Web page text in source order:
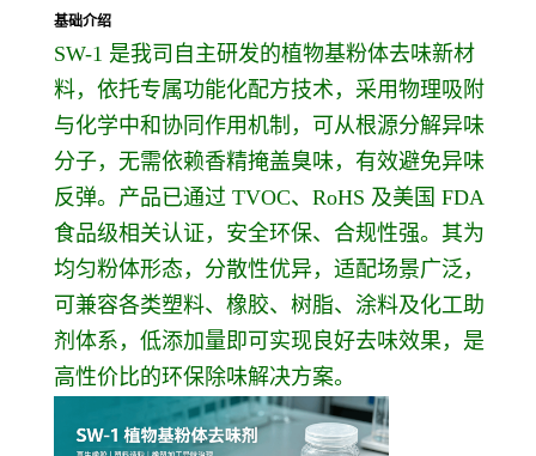
基础介绍
SW-1 是我司自主研发的植物基粉体去味新材
料，依托专属功能化配方技术，采用物理吸附
与化学中和协同作用机制，可从根源分解异味
分子，无需依赖香精掩盖臭味，有效避免异味
反弹。产品已通过 TVOC、RoHS 及美国 FDA
食品级相关认证，安全环保、合规性强。其为
均匀粉体形态，分散性优异，适配场景广泛，
可兼容各类塑料、橡胶、树脂、涂料及化工助
剂体系，低添加量即可实现良好去味效果，是
高性价比的环保除味解决方案。